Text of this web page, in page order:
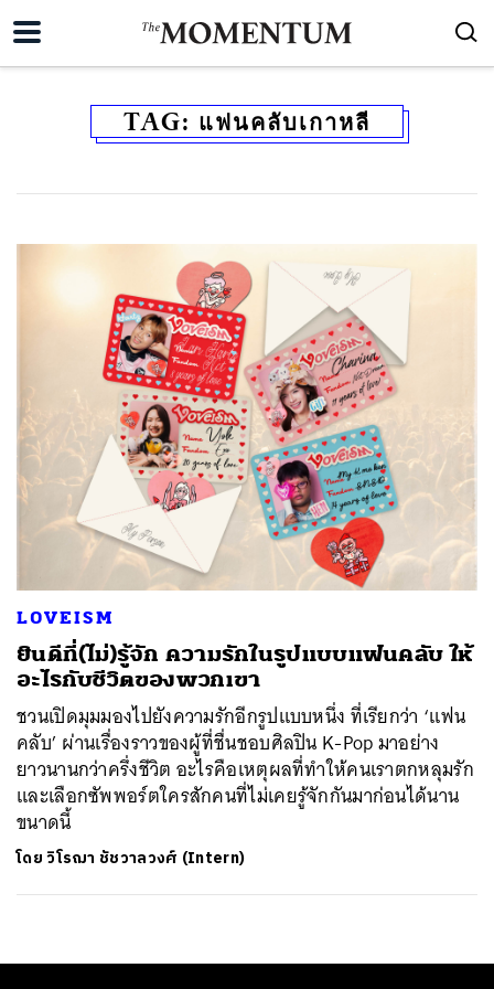
TAG: แฟนคลับเกาหลี
LOVEISM
ยินดีที่(ไม่)รู้จัก ความรักในรูปแบบแฟนคลับ ให้
อะไรกับชีวิตของพวกเขา
ชวนเปิดมุมมองไปยังความรักอีกรูปแบบหนึ่ง ที่เรียกว่า ‘แฟน
คลับ’ ผ่านเรื่องราวของผู้ที่ชื่นชอบศิลปิน K-Pop มาอย่าง
ยาวนานกว่าครึ่งชีวิต อะไรคือเหตุผลที่ทำให้คนเราตกหลุมรัก
และเลือกซัพพอร์ตใครสักคนที่ไม่เคยรู้จักกันมาก่อนได้นาน
ขนาดนี้
โดยวิโรฌา ชัชวาลวงศ์ (Intern)
SHARE TWEET LINE EMAIL